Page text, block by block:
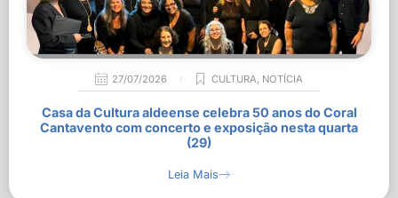
27/07/2026 CULTURA, NOTÍCIA
Casa da Cultura aldeense celebra 50 anos do Coral
Cantavento com concerto e exposição nesta quarta
(29)
Leia Mais